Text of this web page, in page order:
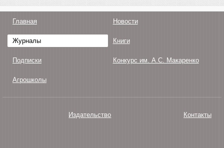
Главная Новости
Журналы Книги
Подписки Конкурс им. А.С. Макаренко
Агрошколы
Издательство Контакты